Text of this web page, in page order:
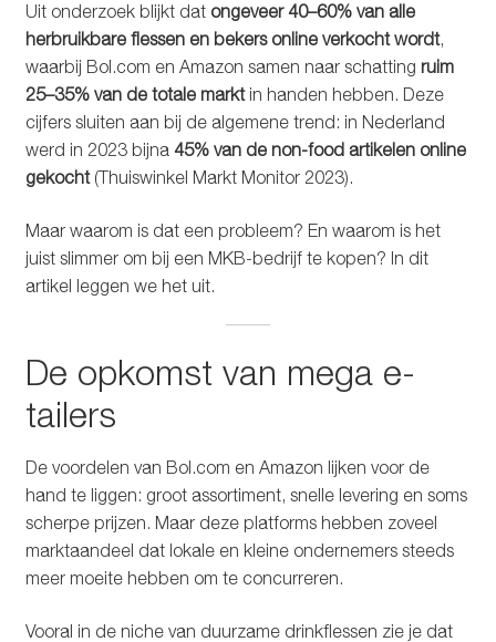
Contact Waterflessenwinkel.nl
Uit onderzoek blijkt dat ongeveer 40–60% van alle
herbruikbare flessen en bekers online verkocht wordt,
waarbij Bol.com en Amazon samen naar schatting ruim
25–35% van de totale marktin handen hebben. Deze
cijfers sluiten aan bij de algemene trend: in Nederland
werd in 2023 bijna 45% van de non-food artikelen online
gekocht(Thuiswinkel Markt Monitor 2023).
Maar waarom is dat een probleem? En waarom is het
juist slimmer om bij een MKB-bedrijf te kopen? In dit
artikel leggen we het uit.
De opkomst van mega e-
tailers
De voordelen van Bol.com en Amazon lijken voor de
hand te liggen: groot assortiment, snelle levering en soms
scherpe prijzen. Maar deze platforms hebben zoveel
marktaandeel dat lokale en kleine ondernemers steeds
meer moeite hebben om te concurreren.
Vooral in de niche van duurzame drinkflessen zie je dat